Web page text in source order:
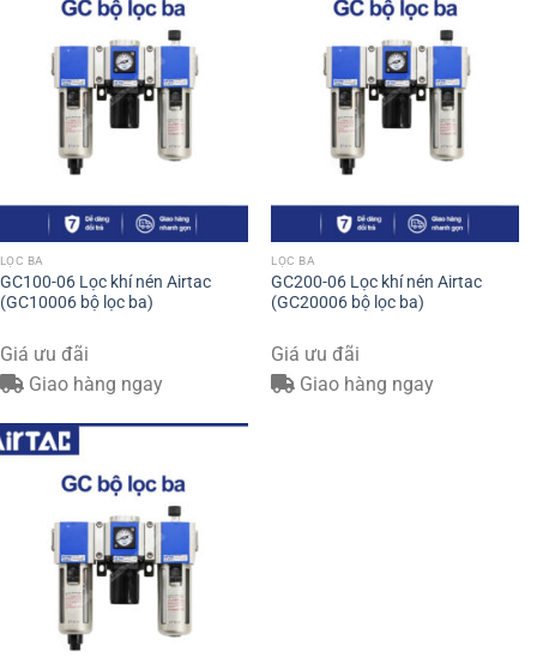
LỌC BA
GC100-06 Lọc khí nén Airtac
(GC10006 bộ lọc ba)
Giá ưu đãi
Giao hàng ngay
LỌC BA
GC200-06 Lọc khí nén Airtac
(GC20006 bộ lọc ba)
Giá ưu đãi
Giao hàng ngay